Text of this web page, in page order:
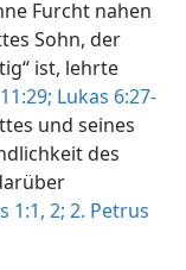
Furcht nahen
Sohn, der
ist, lehrte
Lukas 6:27-
und seines
des
1:1, 2; 2. Petrus